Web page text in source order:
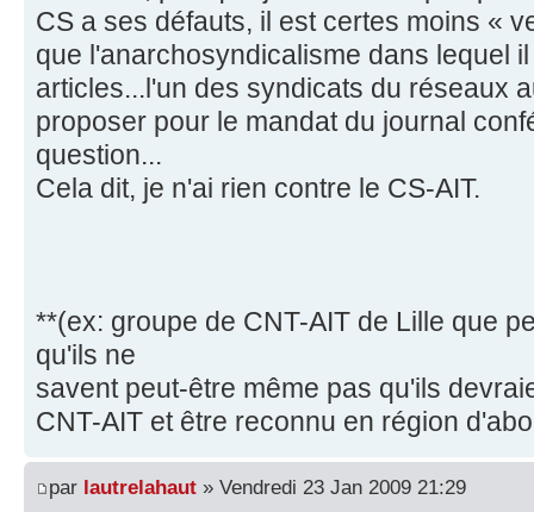
CS a ses défauts, il est certes moins «
que l'anarchosyndicalisme dans lequel
articles...l'un des syndicats du réseaux
proposer pour le mandat du journal
question...
Cela dit, je n'ai rien contre le CS-AIT.
**(ex: groupe de CNT-AIT de Lille que
qu'ils ne
savent peut-être même pas qu'ils
CNT-AIT et être reconnu en région
par lautrelahaut » Vendredi 23 Jan 2009 21:29